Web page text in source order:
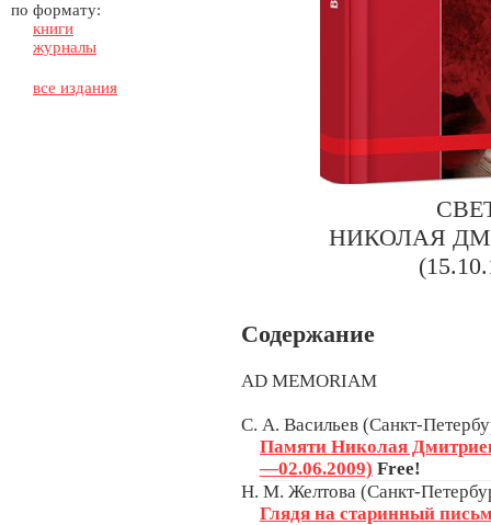
по формату:
книги
журналы
все издания
НИКОЛАЯ
Содержание
AD MEMORIAM
С. А. Васильев (Санкт-
Памяти Николая
—02.06.2009) Free!
Н. М. Желтова (Санкт-
Глядя на старинный